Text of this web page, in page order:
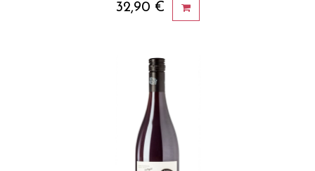
32,90 €